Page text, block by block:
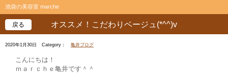
池袋の美容室 marche
オススメ！こだわりベージュ(*^^)v
戻る
2020年1月30日 Category： 亀井ブログ
こんにちは！
ｍａｒｃｈｅ亀井です＾＾